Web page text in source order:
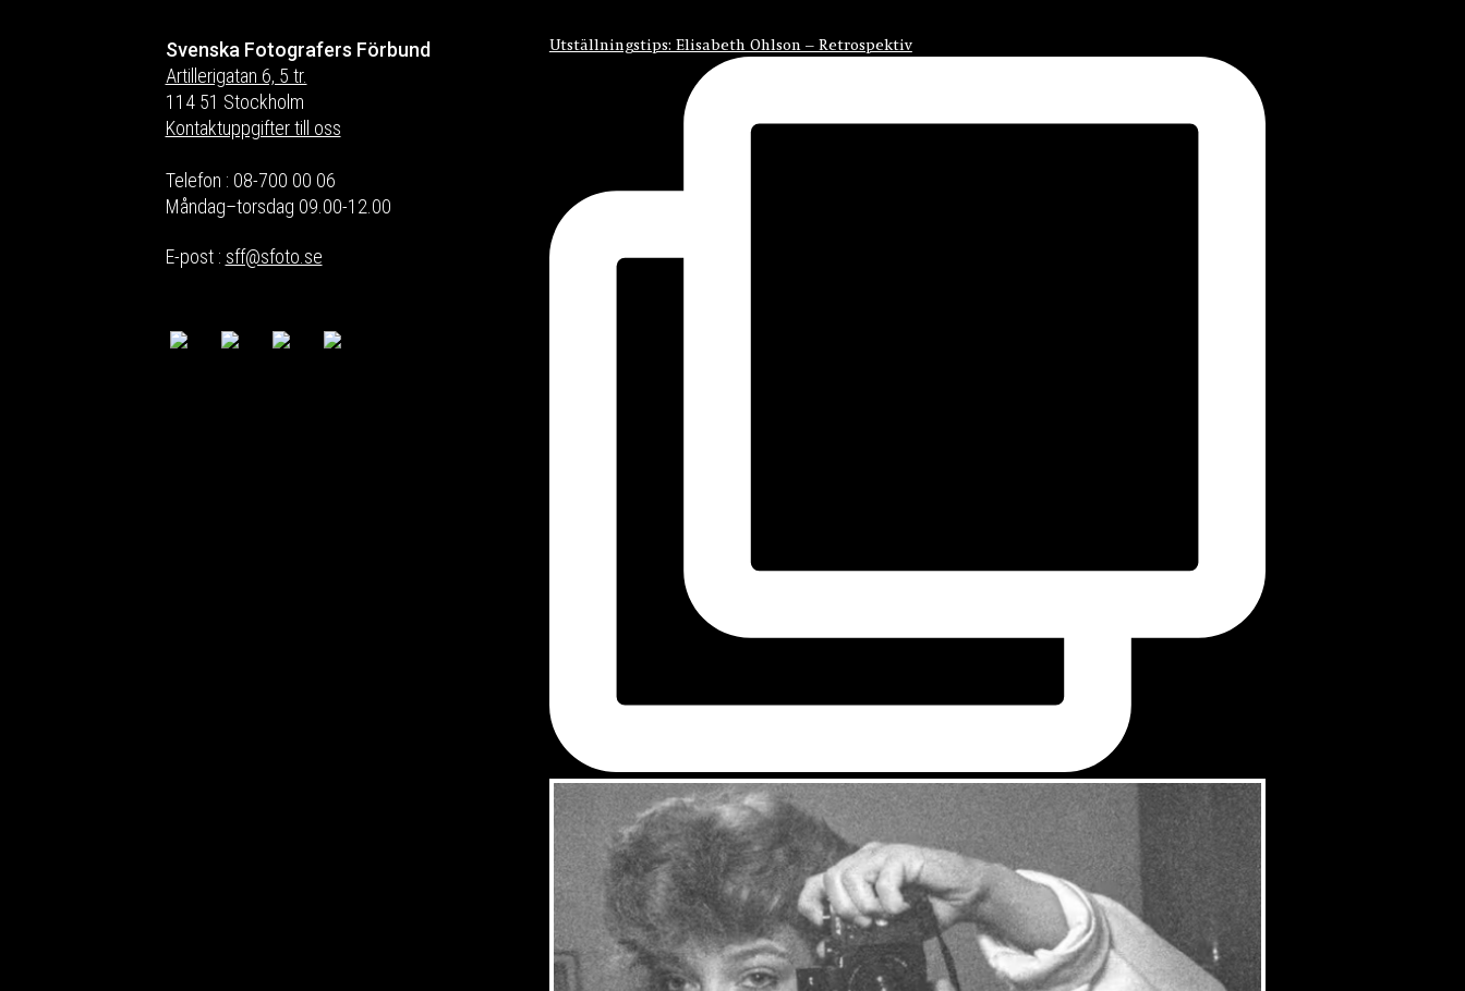
Utställningstips: Elisabeth Ohlson – Retrospektiv
Svenska Fotografers Förbund
Artillerigatan 6, 5 tr.
114 51 Stockholm
Kontaktuppgifter till oss
Telefon : 08-700 00 06
Måndag–torsdag 09.00-12.00
E-post : sff@sfoto.se